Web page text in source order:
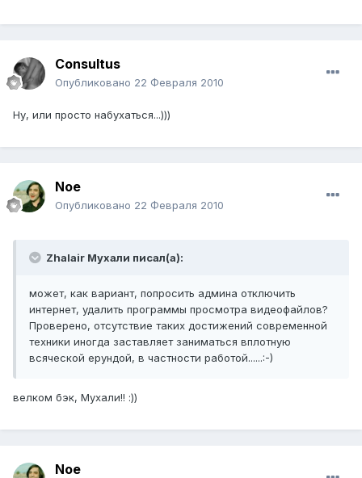
Consultus
Опубликовано 22 Февраля 2010
Ну, или просто набухаться...)))
Noe
Опубликовано 22 Февраля 2010
Zhalair Мухали писал(а):
может, как вариант, попросить админа отключить
интернет, удалить программы просмотра видеофайлов?
Проверено, отсутствие таких достижений современной
техники иногда заставляет заниматься вплотную
всяческой ерундой, в частности работой......:-)
велком бэк, Мухали!! :))
Noe